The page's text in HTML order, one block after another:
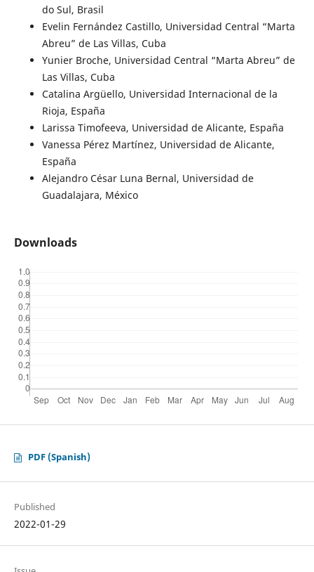
do Sul, Brasil
Evelin Fernández Castillo, Universidad Central “Marta
Abreu” de Las Villas, Cuba
Yunier Broche, Universidad Central “Marta Abreu” de
Las Villas, Cuba
Catalina Argüello, Universidad Internacional de la
Rioja, España
Larissa Timofeeva, Universidad de Alicante, España
Vanessa Pérez Martínez, Universidad de Alicante,
España
Alejandro César Luna Bernal, Universidad de
Guadalajara, México
Downloads
PDF (Spanish)
Published
2022-01-29